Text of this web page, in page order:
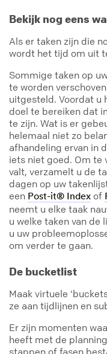
Bekijk nog eens
Als er taken zijn die
wordt het tijd om uit
Sommige taken op
te worden
uitgesteld. Voordat u
doel te bereiken dat
te zijn. Wat is er
helemaal niet zo
afhandeling ervan in
iets niet goed. Om te
valt, verzamelt u de
dagen op uw
een Post-it® Index of
neemt u elke taak
u welke taken van de
u uw
om verder te gaan.
De bucketlist
Maak virtuele
ze aan tijdlijnen en
Er zijn momenten
heeft met de